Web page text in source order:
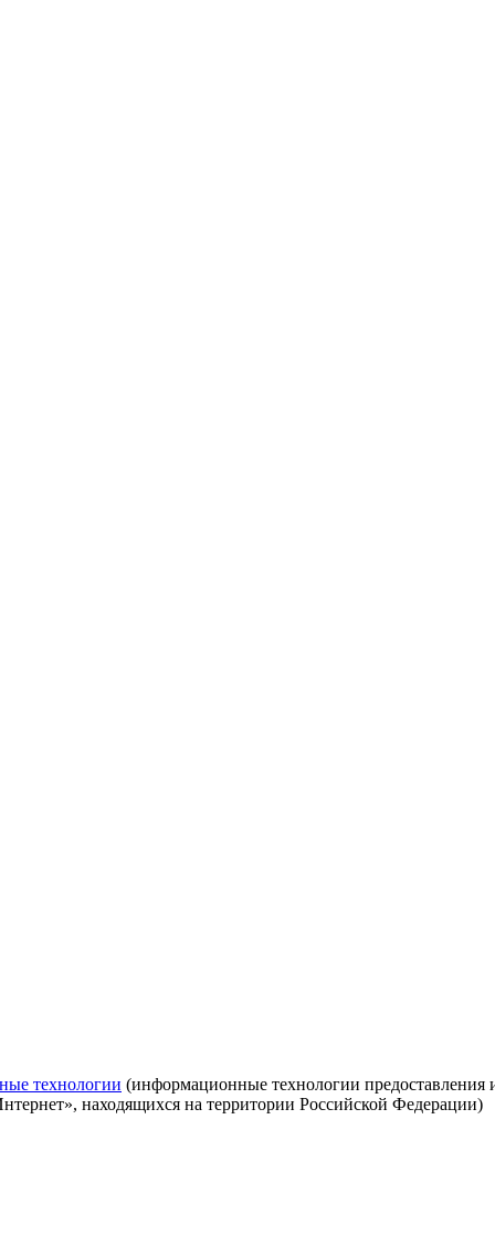
технологии (информационные технологии предоставления
находящихся на территории Российской Федерации)